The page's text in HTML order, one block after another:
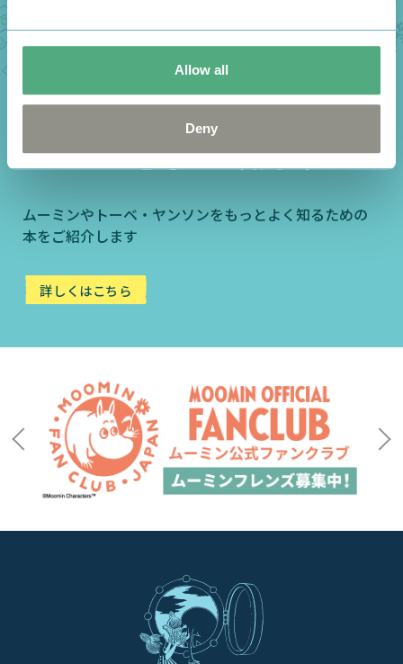
Allow all
Deny
ムーミンをもっと知る本
ムーミンやトーベ・ヤンソンをもっとよく知るための
本をご紹介します
詳しくはこちら